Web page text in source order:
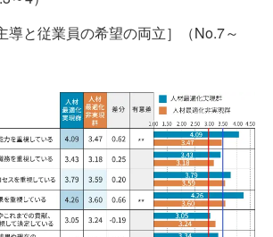
導と従業員の希望の両立］（No.7～